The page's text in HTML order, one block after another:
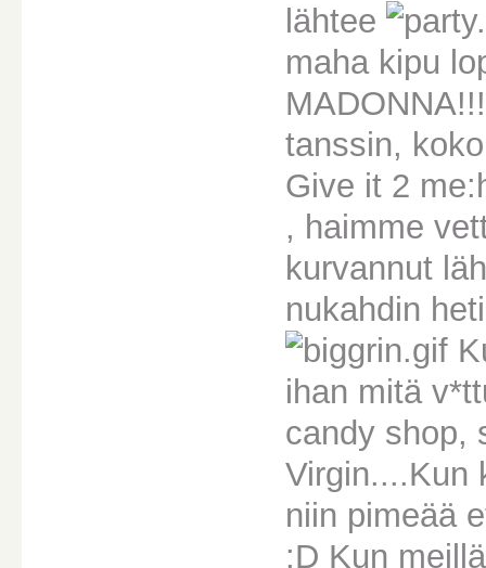
lähtee
maha kipu
tanssin,
Give it 2
, haimme
kurvannut
nukahdin
ihan mitä
candy shop,
Virgin....Kun
niin pimeää
:D Kun